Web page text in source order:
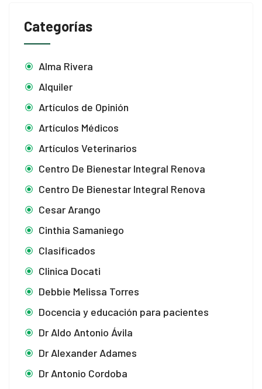
Categorías
Alma Rivera
Alquiler
Artículos de Opinión
Artículos Médicos
Artículos Veterinarios
Centro De Bienestar Integral Renova
Centro De Bienestar Integral Renova
Cesar Arango
Cinthia Samaniego
Clasificados
Clinica Docati
Debbie Melissa Torres
Docencia y educación para pacientes
Dr Aldo Antonio Ávila
Dr Alexander Adames
Dr Antonio Cordoba